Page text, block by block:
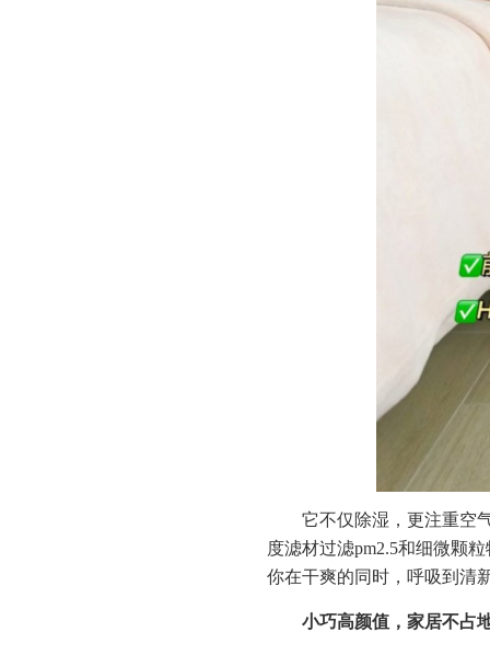
它不仅除湿，更注重空
度滤材过滤pm2.5和细微颗
你在干爽的同时，呼吸到清
小巧高颜值，家居不占